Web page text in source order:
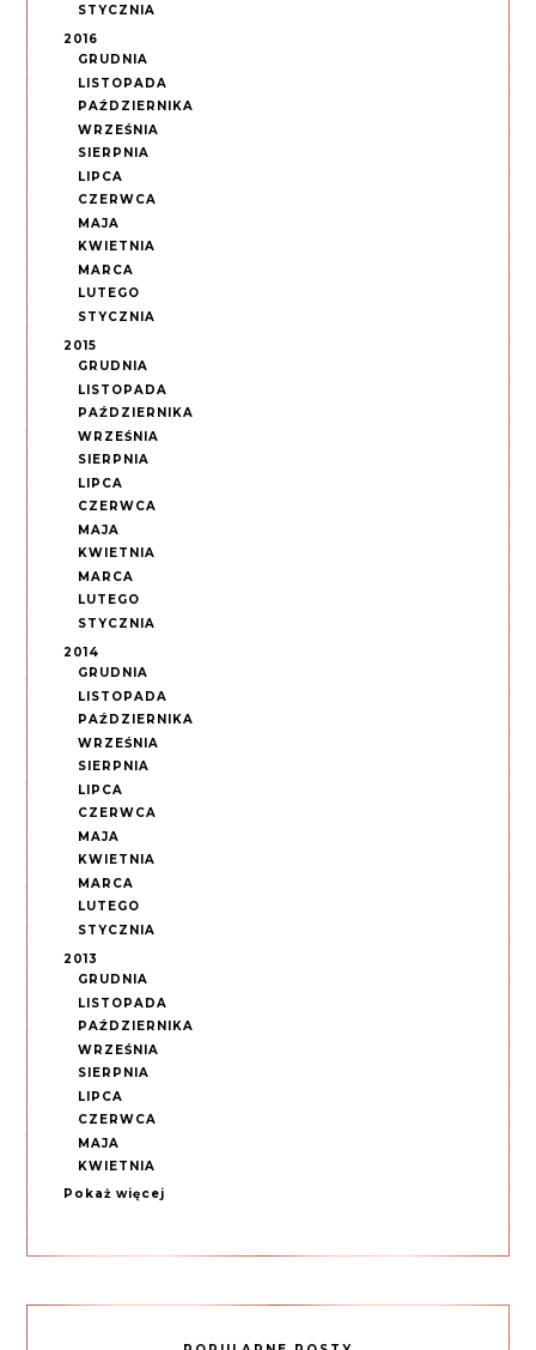
STYCZNIA
2016
GRUDNIA
LISTOPADA
PAŹDZIERNIKA
WRZEŚNIA
SIERPNIA
LIPCA
CZERWCA
MAJA
KWIETNIA
MARCA
LUTEGO
STYCZNIA
2015
GRUDNIA
LISTOPADA
PAŹDZIERNIKA
WRZEŚNIA
SIERPNIA
LIPCA
CZERWCA
MAJA
KWIETNIA
MARCA
LUTEGO
STYCZNIA
2014
GRUDNIA
LISTOPADA
PAŹDZIERNIKA
WRZEŚNIA
SIERPNIA
LIPCA
CZERWCA
MAJA
KWIETNIA
MARCA
LUTEGO
STYCZNIA
2013
GRUDNIA
LISTOPADA
PAŹDZIERNIKA
WRZEŚNIA
SIERPNIA
LIPCA
CZERWCA
MAJA
KWIETNIA
Pokaż więcej